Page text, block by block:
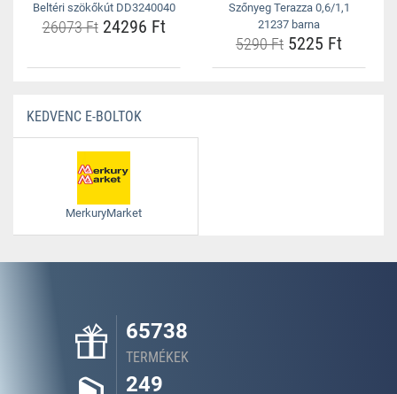
Beltéri szökőkút DD3240040
26073 Ft24296 Ft
Szőnyeg Terazza 0,6/1,1
21237 barna
5290 Ft 5225 Ft
KEDVENC E-BOLTOK
MerkuryMarket
65738
TERMÉKEK
249